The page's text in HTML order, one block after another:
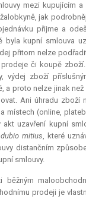
mezi
jak
přijme a
kupní smlouva
přitom nelze
či koupě
výdej zboží
proto nelze jinak
Ani úhradu
místech (online,
uzavření kupní
mitius, které
distančním
smlouvy.
běžným
prodeji je